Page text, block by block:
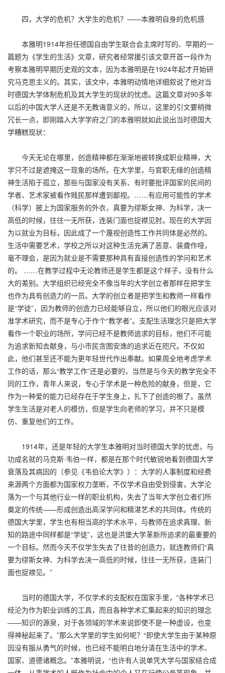
四，大学的危机？大学生的危机？——本雅明自身的危机感
本雅明1914年担任德国自由学生联合会主席时写的、早期的一
篇题为《学生的生活》文章，研究者经常援引该文章开首一段作为
考察本雅明早期历史观的文本，因为本雅明是在1924年起才开始研
究马克思主义的。其实，该文中，本雅明动情地详细叙说了他对当
时德国大学体制危机及其大学生的现状的忧虑。这篇文章对90多年
以后的中国大学人还是不无教诲意义的，所以，这里的引文要稍微
冗长一点，即刚踏入大学学府之门的本雅明就如此说出当时德国大
学糟糕现状：
今天无论在哪里，创造精神都在渐渐地被转换成职业精神，大
学只不过是遮掩这一现象的场所。在大学里，与官职无缘的创造精
神生活陷于孤立，那些与国家没有关系、有时要批评国家的民间的
学者、艺术家被看作贱民那样遭到鄙视。……有应用可能性的学术
（科学）披上为国家服务的外衣，真要为缪斯女神、为科学，决一
高低的时候，往往一无所获，连装门面也捉襟见肘。现在的大学因
为以就业为目标，因此成了一个蔑视创造性工作共同体是必然的。
生活中需要艺术，学校之所以对这种生活充满了恶意、装聋作哑，
毫不理会，是因为就业是不需要那种具有直接创造性的学问和艺术
的。 ……在教学过程中无论教师还是学生都是这个样子，没有什么
大的差别。大学组织已经完全不像当年的大学创立者那样在把学生
也作为具有创造力的一员。大学的创立者是把学生和教师一样看作
是“学徒”，因为教师的创造力已经能够自立，所以他们的眼光应该对
准学术研究，而不是专心于作个“教学者”。支配生活理念只是把大学
看作一个职业的场所，学问已经不是教师追求的目标，他们不可能
为追求新知去献身，与小市民贪图安逸的追求近在咫尺。不仅如
此，他们甚至还不能为更年轻世代作出奉献。如果周全地考虑学术
工作的话，那么“教学工作”还是必要的，当然是与今天的教学完全不
同的工作，青年人来说，专心于学术是一种危险的献身，但是，它
作为一种爱的能力已经存在于学生身上，扎下了创造的根了。虽然
学生生活是对老人的模仿，但是学生向老师的学习，并不只是模
仿、重复他们的工作。
1914年，还是年轻的大学生本雅明对当时德国大学的忧虑，与
功成名就的马克斯·韦伯一样，都是在那个时代敏锐地看到德国大学
衰落及其病因的（参见《韦伯论大学》）：大学的人事制度和经费
来源两个方面都为国家权力垄断，不仅学术自由受到侵害，大学沦
落为一个与其他行业一样的职业机构，失去了当年大学创立者们所
奠定的传统——形成创造出高深学问和精湛艺术的共同体。传统的
德国大学里，学生也有相当高的学术水平，与教师在追求真理、新
知的路途中同样都是“学徒”，这也是洪堡大学革新所追求的最重要的
一个目标。然而今天不仅学生失去了往昔的创造力，就连教师们“真
要为缪斯女神、为科学去决一高低的时候，往往一无所获，连装门
面也捉襟见。”
当时的德国大学，不仅学术的支配权在国家手里，“各种学术已
经沦为作为职业训练的工具，而且各种学术汇集起来的知识的理念
——知识的源泉，对于各领域的学术来说即使不是一种虚设，也变
得神秘起来了。”那么大学里的学生如何呢？“即使大学生由于某种原
因没有服从勇气的时候，也已经不能明白地分清在生活中的学术、
国家、道德诸概念。”本雅明说，“也许有人说单凭大学与国家结合成